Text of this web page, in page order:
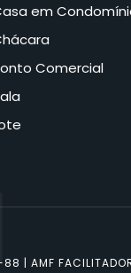
em
Comercial
| AMF